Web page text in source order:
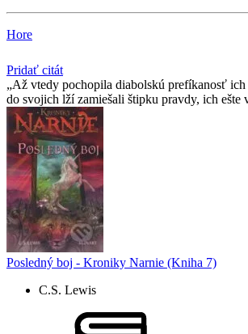
Hore
Pridať citát
Až vtedy pochopila diabolskú prefíkanosť
do svojich lží zamiešali štipku pravdy, ich ešte
Posledný boj - Kroniky Narnie (Kniha 7)
C.S. Lewis